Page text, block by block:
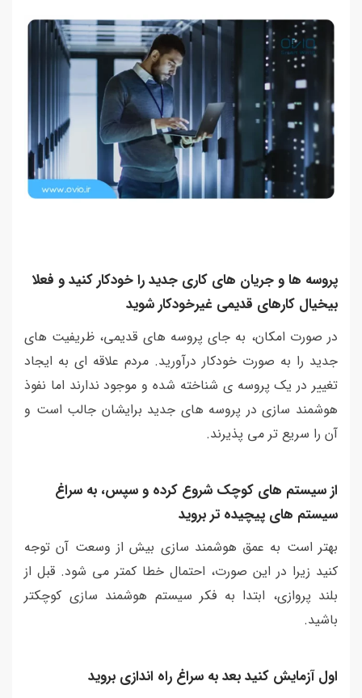
پروسه ها و جریان های کاری جدید را خودکار کنید و فعلا
بیخیال کارهای قدیمی غیرخودکار شوید
در صورت امکان، به جای پروسه های قدیمی، ظریفیت های
جدید را به صورت خودکار درآورید. مردم علاقه ای به ایجاد
تغییر در یک پروسه ی شناخته شده و موجود ندارند اما نفوذ
هوشمند سازی در پروسه های جدید برایشان جالب است و
آن را سریع تر می پذیرند.
از سیستم های کوچک شروع کرده و سپس، به سراغ
سیستم های پیچیده تر بروید
بهتر است به عمق هوشمند سازی بیش از وسعت آن توجه
کنید زیرا در این صورت، احتمال خطا کمتر می شود. قبل از
بلند پروازی، ابتدا به فکر سیستم هوشمند سازی کوچکتر
باشید.
اول آزمایش کنید بعد به سراغ راه اندازی بروید